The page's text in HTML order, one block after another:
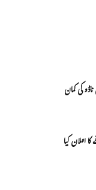
کی کمان
اعلان کیا